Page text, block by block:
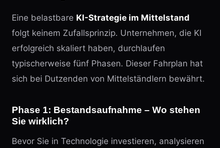
Eine belastbare KI-Strategie im Mittelstand
folgt keinem Zufallsprinzip. Unternehmen, die KI
erfolgreich skaliert haben, durchlaufen
typischerweise fünf Phasen. Dieser Fahrplan hat
sich bei Dutzenden von Mittelständlern bewährt.
Phase 1: Bestandsaufnahme – Wo stehen
Sie wirklich?
Bevor Sie in Technologie investieren, analysieren